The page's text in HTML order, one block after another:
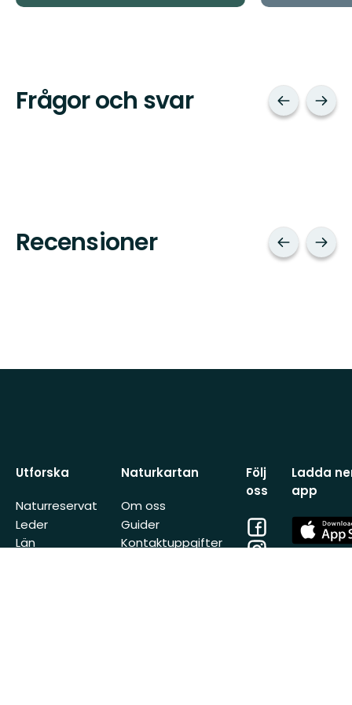
Frågor och svar
Recensioner
Utforska
Naturreservat
Leder
Län
Naturkartan
Om oss
Guider
Kontaktuppgifter
Följ
oss
Facebook
Instagram
Ladda
app
App
Store